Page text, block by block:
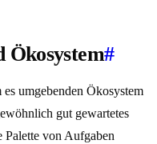
Ökosystem#
umgebenden Ökosystem
gut gewartetes
Palette von Aufgaben